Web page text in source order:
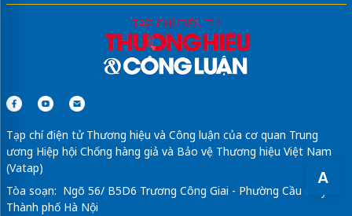
A
Tạp chí điện tử Thương hiệu và Công luận của cơ quan Trung
ương Hiệp hội Chống hàng giả và Bảo vệ Thương hiệu Việt Nam
(Vatap)
Tòa soạn: Ngõ 56/ B5D6 Trương Công Giai - Phường Cầu Giấy -
Thành phố Hà Nội